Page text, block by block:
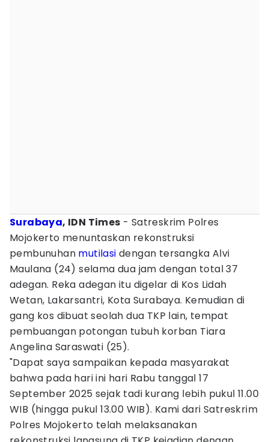
Surabaya, IDN Times - Satreskrim Polres
Mojokerto menuntaskan rekonstruksi
pembunuhan mutilasi dengan tersangka Alvi
Maulana (24) selama dua jam dengan total 37
adegan. Reka adegan itu digelar di Kos Lidah
Wetan, Lakarsantri, Kota Surabaya. Kemudian di
gang kos dibuat seolah dua TKP lain, tempat
pembuangan potongan tubuh korban Tiara
Angelina Saraswati (25).
"Dapat saya sampaikan kepada masyarakat
bahwa pada hari ini hari Rabu tanggal 17
September 2025 sejak tadi kurang lebih pukul 11.00
WIB (hingga pukul 13.00 WIB). Kami dari Satreskrim
Polres Mojokerto telah melaksanakan